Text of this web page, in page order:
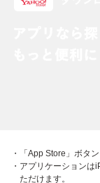
・「App Store」ボタ
・アプリケーション
ただけます。